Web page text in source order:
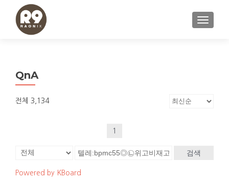
내비게
QnA
전체 3,134
1
검색
Powered by KBoard